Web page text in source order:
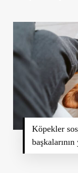
Köpekler